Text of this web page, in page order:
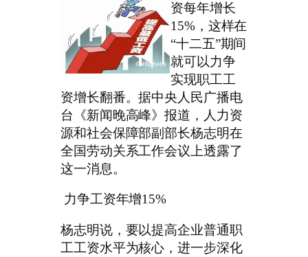
资每年增长
15%，这样在
“十二五”期间
就可以力争
实现职工工
资增长翻番。据中央人民广播电
台《新闻晚高峰》报道，人力资
源和社会保障部副部长杨志明在
全国劳动关系工作会议上透露了
这一消息。
力争工资年增15%
杨志明说，要以提高企业普通职
工工资水平为核心，进一步深化